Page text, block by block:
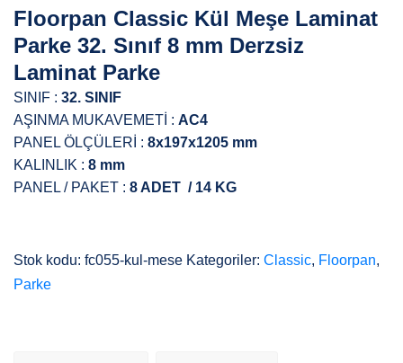
Floorpan Classic Kül Meşe Laminat
Parke 32. Sınıf 8 mm Derzsiz
Laminat Parke
SINIF : 32. SINIF
AŞINMA MUKAVEMETİ : AC4
PANEL ÖLÇÜLERİ : 8x197x1205 mm
KALINLIK : 8 mm
PANEL / PAKET : 8 ADET / 14 KG
Stok kodu: fc055-kul-mese Kategoriler: Classic, Floorpan,
Parke